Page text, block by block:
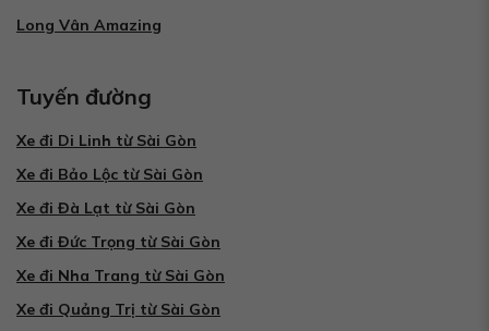
Long Vân Amazing
Tuyến đường
Xe đi Di Linh từ Sài Gòn
Xe đi Bảo Lộc từ Sài Gòn
Xe đi Đà Lạt từ Sài Gòn
Xe đi Đức Trọng từ Sài Gòn
Xe đi Nha Trang từ Sài Gòn
Xe đi Quảng Trị từ Sài Gòn